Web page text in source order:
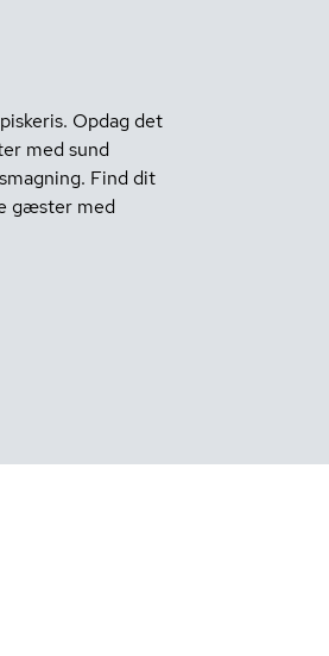
Opdag det
med sund
Find dit
gæster med